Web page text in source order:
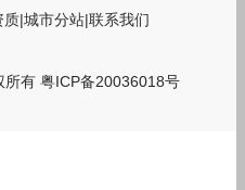
质|城市分站|联系我们
所有 粤ICP备20036018号